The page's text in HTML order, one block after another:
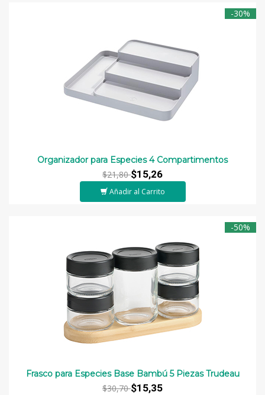
-30%
Organizador para Especies 4 Compartimentos
$21,80$15,26
Añadir al Carrito
-50%
Frasco para Especies Base Bambú 5 Piezas Trudeau
$30,70$15,35